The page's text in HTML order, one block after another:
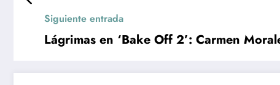
Siguiente entrada
Lágrimas en ‘Bake Off 2’: Carmen